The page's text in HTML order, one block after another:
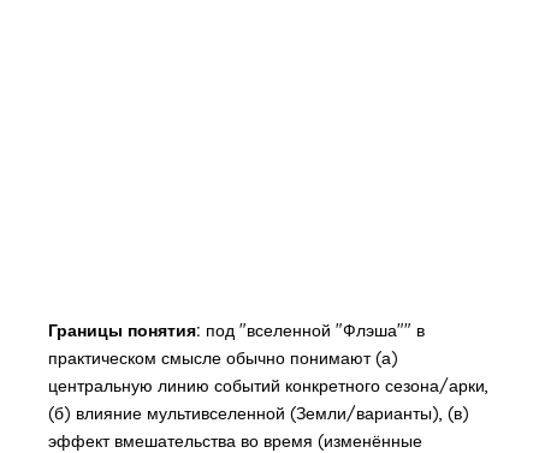
Границы понятия: под "вселенной "Флэша"" в
практическом смысле обычно понимают (а)
центральную линию событий конкретного сезона/арки,
(б) влияние мультивселенной (Земли/варианты), (в)
эффект вмешательства во время (изменённые